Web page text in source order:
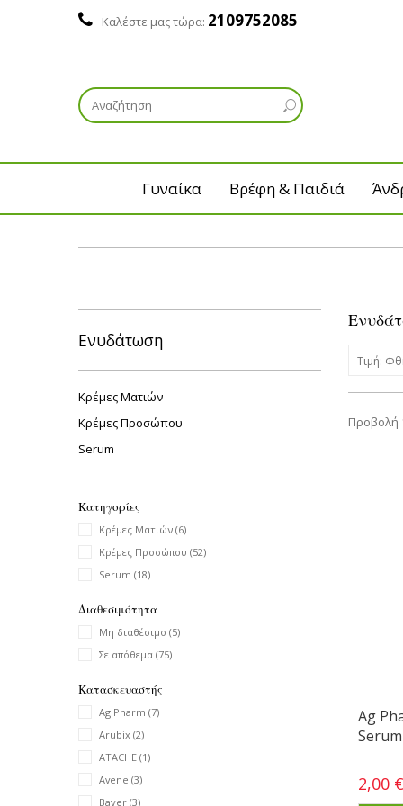
Καλέστε μας τώρα: 2109752085
Γυναίκα Βρέφη & Παιδιά
Τιμή:
Προβολή
Ag
2,00 €
Ενυδάτωση
Κρέμες Ματιών
Κρέμες Προσώπου
Serum
Κατηγορίες
Κρέμες Ματιών (6)
Κρέμες Προσώπου (52)
Serum (18)
Διαθεσιμότητα
Μη διαθέσιμο (5)
Σε απόθεμα (75)
Κατασκευαστής
Ag Pharm (7)
Arubix (2)
ATACHE (1)
Avene (3)
Bayer (3)